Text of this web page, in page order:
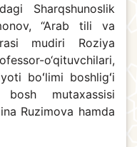
Sharqshunoslik
“Arab tili va
mudiri Roziya
o‘qituvchilari,
boʻlimi boshligʻi
bosh mutaxassisi
Ruzimova hamda